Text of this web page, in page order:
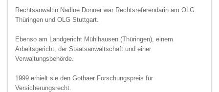
Rechtsanwältin Nadine Donner war Rechtsreferendarin am OLG
Thüringen und OLG Stuttgart.
Ebenso am Landgericht Mühlhausen (Thüringen), einem
Arbeitsgericht, der Staatsanwaltschaft und einer
Verwaltungsbehörde.
1999 erhielt sie den Gothaer Forschungspreis für
Versicherungsrecht.